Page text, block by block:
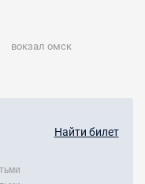
вокзал омск
Найти билет